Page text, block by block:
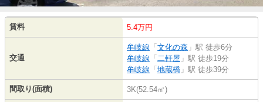
賃料 5.4万円
交通
牟岐線 「 文化の森 」駅 徒歩6分
牟岐線 「 二軒屋 」駅 徒歩19分
牟岐線 「 地蔵橋 」駅 徒歩39分
間取り(面積) 3K(52.54㎡)